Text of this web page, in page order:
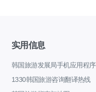
实用信息
韩国旅游发展局手机应用程序
1330韩国旅游咨询翻译热线